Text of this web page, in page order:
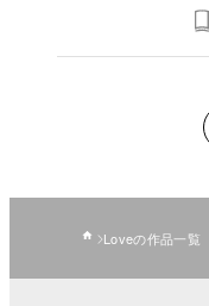
Loveの作品一覧